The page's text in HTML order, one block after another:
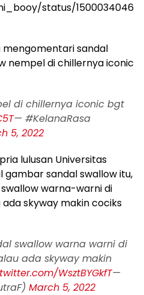
status/1500034046
mengomentari sandal
nempel di chillernya iconic
di chillernya iconic bgt
— #KelanaRasa
5, 2022
lulusan Universitas
gambar sandal swallow itu,
warna-warni di
skyway makin cociks
swallow warna warni di
ada skyway makin
WsztBYGkfT—
March 5, 2022